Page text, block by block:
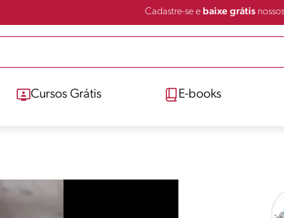
Cadastre-se e baixe grátis
Cursos Grátis E-books